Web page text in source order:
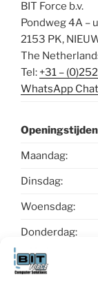
BIT Force b.v.
Pondweg 4A –
2153 PK,
The
Tel: +31 –
WhatsApp Chat
Openingstijden
Maandag:
Dinsdag:
Woensdag:
Donderdag:
Vrijdag: